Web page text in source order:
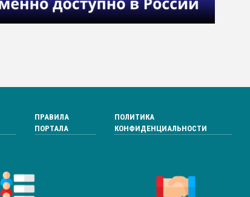
ПРАВИЛА
ПОРТАЛА
ПОЛИТИКА
КОНФИДЕНЦИАЛЬНОСТИ